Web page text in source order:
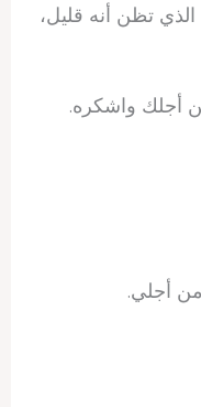
تظن أنه قليل،
أجلك واشكره.
أجلي.